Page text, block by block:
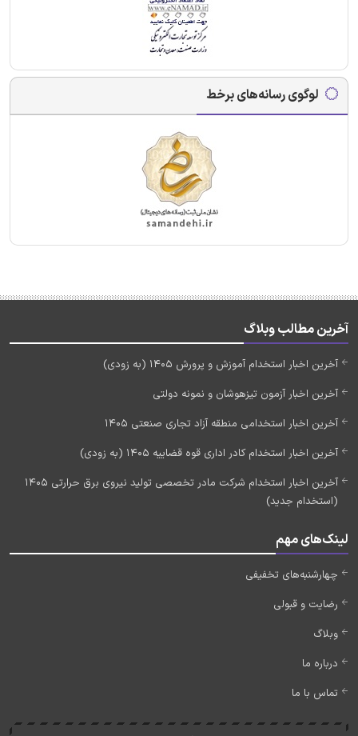
لوگوی رسانه‌های برخط
آخرین مطالب وبلاگ
آخرین اخبار استخدام آموزش و پرورش 1405 (به زودی)
آخرین اخبار آزمون تیزهوشان و نمونه دولتی
آخرین اخبار استخدامی منطقه آزاد تجاری صنعتی 1405
آخرین اخبار استخدام کادر اداری قوه قضاییه 1405 (به زودی)
آخرین اخبار استخدام شرکت مادر تخصصی تولید نیروی برق حرارتی 1405
(استخدام جدید)
لینک‌های مهم
چهارشنبه‌های تخفیفی
رضایت و قبولی
وبلاگ
درباره ما
تماس با ما